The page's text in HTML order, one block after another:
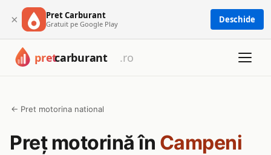
× Pret Carburant
Gratuit pe Google Play Deschide
← Pret motorina national
Preț motorină în Campeni